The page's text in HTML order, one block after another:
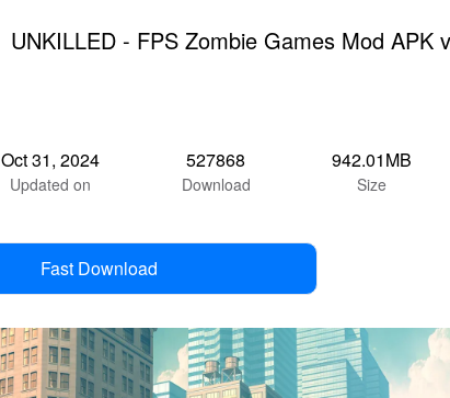
UNKILLED - FPS Zombie Games Mod APK
Oct 31, 2024
Updated on
527868
Download
942.01MB
Size
Fast Download